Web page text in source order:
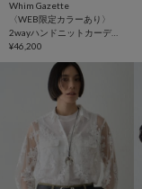
Whim Gazette
〈WEB限定カラーあり〉
2wayハンドニットカーディ
ガン
¥46,200